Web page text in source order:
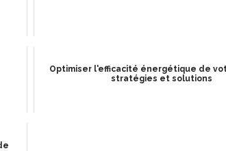
Optimiser l'efficacité énergétique de
stratégies et solutions